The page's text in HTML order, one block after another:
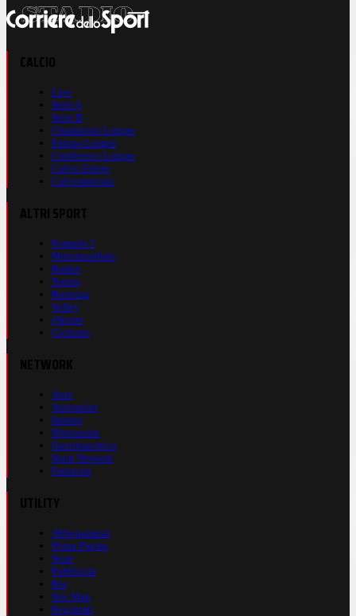
Live
Serie A
Serie B
Champions League
Europa League
Conference League
Calcio Estero
Calciomercato
Formula 1
Motomondiale
Basket
Tennis
Running
Volley
eSports
Ciclismo
Auto
Autosprint
Inmoto
Motosprint
Guerinsportivo
Sport Network
Fantacup
Abbonamenti
Prima Pagina
Store
Pubblicità
Rss
Site Map
Registrati